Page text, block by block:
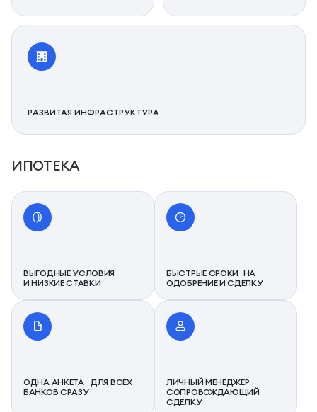
РАЗВИТАЯ ИНФРАСТРУКТУРА
ИПОТЕКА
ВЫГОДНЫЕ УСЛОВИЯ
И НИЗКИЕ СТАВКИ
БЫСТРЫЕ СРОКИ НА
ОДОБРЕНИЕ И СДЕЛКУ
ОДНА АНКЕТА ДЛЯ ВСЕХ
БАНКОВ СРАЗУ
ЛИЧНЫЙ МЕНЕДЖЕР
СОПРОВОЖДАЮЩИЙ
СДЕЛКУ